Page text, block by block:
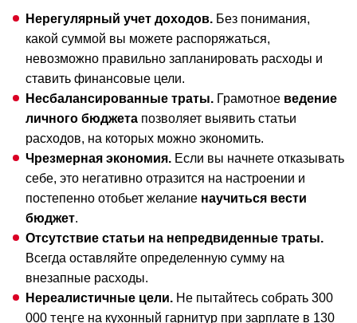
Нерегулярный учет доходов. Без понимания,
какой суммой вы можете распоряжаться,
невозможно правильно запланировать расходы и
ставить финансовые цели.
Несбалансированные траты. Грамотное ведение
личного бюджета позволяет выявить статьи
расходов, на которых можно экономить.
Чрезмерная экономия. Если вы начнете отказывать
себе, это негативно отразится на настроении и
постепенно отобьет желание научиться вести
бюджет.
Отсутствие статьи на непредвиденные траты.
Всегда оставляйте определенную сумму на
внезапные расходы.
Нереалистичные цели. Не пытайтесь собрать 300
000 теңге на кухонный гарнитур при зарплате в 130